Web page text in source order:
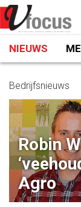
Spring
naar
inhoud
NIEUWS
Bedrijfsnieuws
Robin
Agro